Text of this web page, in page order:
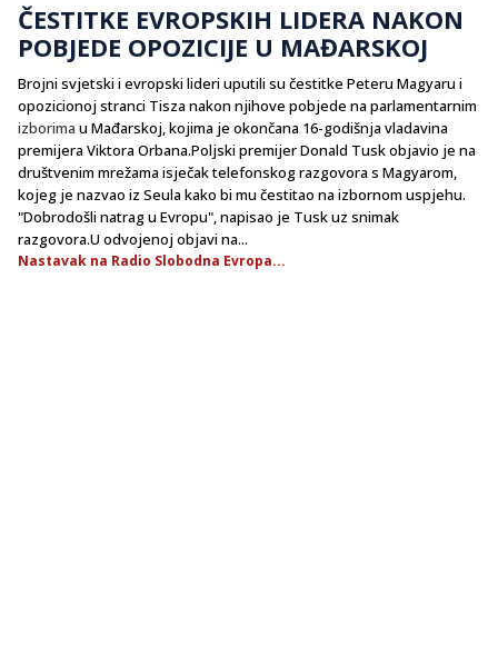
ČESTITKE EVROPSKIH LIDERA NAKON
POBJEDE OPOZICIJE U MAĐARSKOJ
Brojni svjetski i evropski lideri uputili su čestitke Peteru Magyaru i
opozicionoj stranci Tisza nakon njihove pobjede na parlamentarnim
izborima u Mađarskoj, kojima je okončana 16-godišnja vladavina
premijera Viktora Orbana.Poljski premijer Donald Tusk objavio je na
društvenim mrežama isječak telefonskog razgovora s Magyarom,
kojeg je nazvao iz Seula kako bi mu čestitao na izbornom uspjehu.
"Dobrodošli natrag u Evropu", napisao je Tusk uz snimak
razgovora.U odvojenoj objavi na...
Nastavak na Radio Slobodna Evropa...